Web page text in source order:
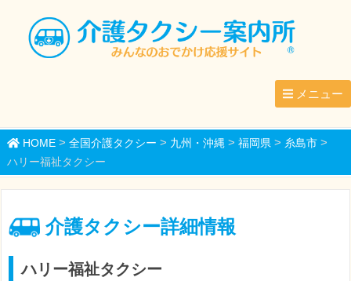
メニュー
HOME> 全国介護タクシー > 九州・沖縄> 福岡県> 糸島市>
ハリー福祉タクシー
介護タクシー詳細情報
ハリー福祉タクシー